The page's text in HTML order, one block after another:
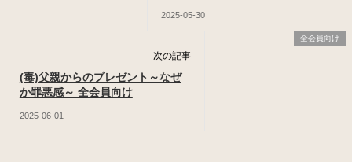
2025-05-30
全会員向け
次の記事
(毒)父親からのプレゼント～なぜ
か罪悪感～ 全会員向け
2025-06-01